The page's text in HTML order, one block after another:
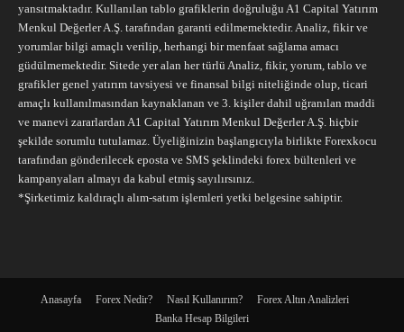
yansıtmaktadır. Kullanılan tablo grafiklerin doğruluğu A1 Capital Yatırım
Menkul Değerler A.Ş. tarafından garanti edilmemektedir. Analiz, fikir ve
yorumlar bilgi amaçlı verilip, herhangi bir menfaat sağlama amacı
güdülmemektedir. Sitede yer alan her türlü Analiz, fikir, yorum, tablo ve
grafikler genel yatırım tavsiyesi ve finansal bilgi niteliğinde olup, ticari
amaçlı kullanılmasından kaynaklanan ve 3. kişiler dahil uğranılan maddi
ve manevi zararlardan A1 Capital Yatırım Menkul Değerler A.Ş. hiçbir
şekilde sorumlu tutulamaz. Üyeliğinizin başlangıcıyla birlikte Forexkocu
tarafından gönderilecek eposta ve SMS şeklindeki forex bültenleri ve
kampanyaları almayı da kabul etmiş sayılırsınız.
*Şirketimiz kaldıraçlı alım-satım işlemleri yetki belgesine sahiptir.
Anasayfa Forex Nedir? Nasıl Kullanırım?
Forex Altın Analizleri
Banka Hesap Bilgileri